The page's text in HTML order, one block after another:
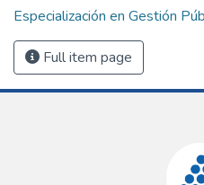
Especialización en Gestión
Full item page